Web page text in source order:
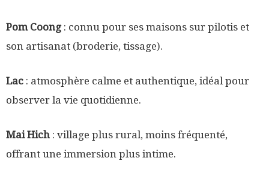
Pom Coong: connu pour ses maisons sur pilotis et
son artisanat (broderie, tissage).
Lac : atmosphère calme et authentique, idéal pour
observer la vie quotidienne.
Mai Hich : village plus rural, moins fréquenté,
offrant une immersion plus intime.